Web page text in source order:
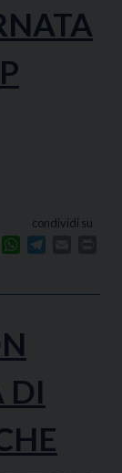
condividi su
LinkedInWhatsApp
DI